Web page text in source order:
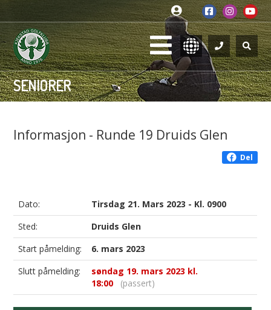
SENIORER
Informasjon - Runde 19 Druids Glen
Del
Dato:
Tirsdag 21. Mars 2023 - Kl. 0900
Sted:
Druids Glen
Start påmelding:
6. mars 2023
Slutt påmelding:
søndag 19. mars 2023 kl.
18:00 (passert)